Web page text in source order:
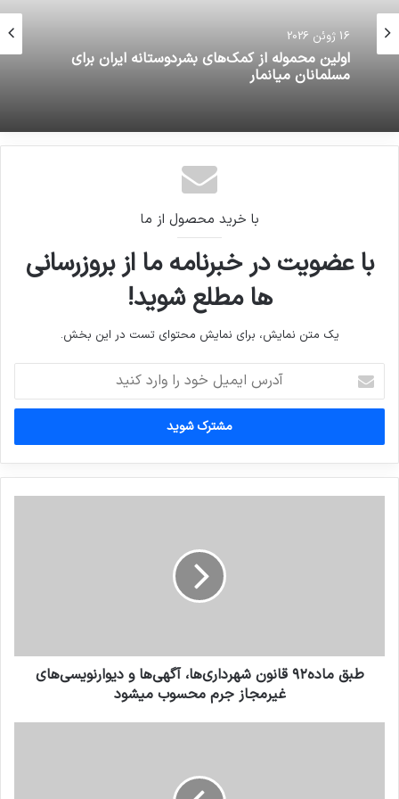
16 ژوئن 2026
اولین محموله از کمک‌های بشردوستانه ایران برای
مسلمانان میانمار
با خرید محصول از ما
با عضویت در خبرنامه ما از بروزرسانی
ها مطلع شوید!
یک متن نمایش، برای نمایش محتوای تست در این بخش.
ایمیل
خود
وارد
کنید
طبق ماده۹۲ قانون شهرداری‌ها، آگهی‌ها و دیوارنویسی‌های
غیرمجاز جرم محسوب میشود